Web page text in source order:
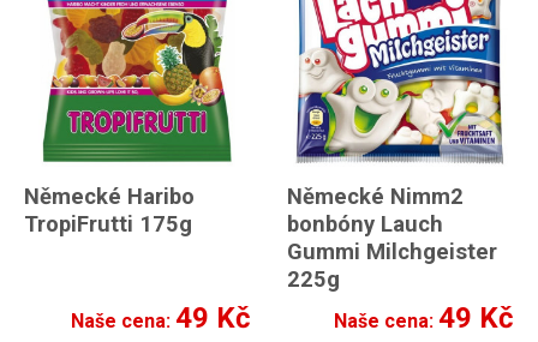
Německé Haribo
TropiFrutti 175g
Naše cena: 49 Kč
Německé Nimm2
bonbóny Lauch
Gummi Milchgeister
225g
Naše cena: 49 Kč